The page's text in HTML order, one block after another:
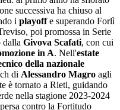
successiva ha chiuso al
i playoffe superando Forlì
poi promossa in Serie
dalla Givova Scafati, con cui
in A. Nell'estate
della nazionale
di Alessandro Magro agli
è tornato a Rieti, guidando
nella stagione 2023-2024
contro la Fortitudo